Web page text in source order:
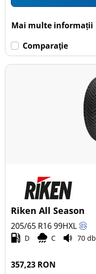
Mai multe informații
Comparaţie
Riken All Season
205/65 R1699HXL
D C 70 db
357,23 RON